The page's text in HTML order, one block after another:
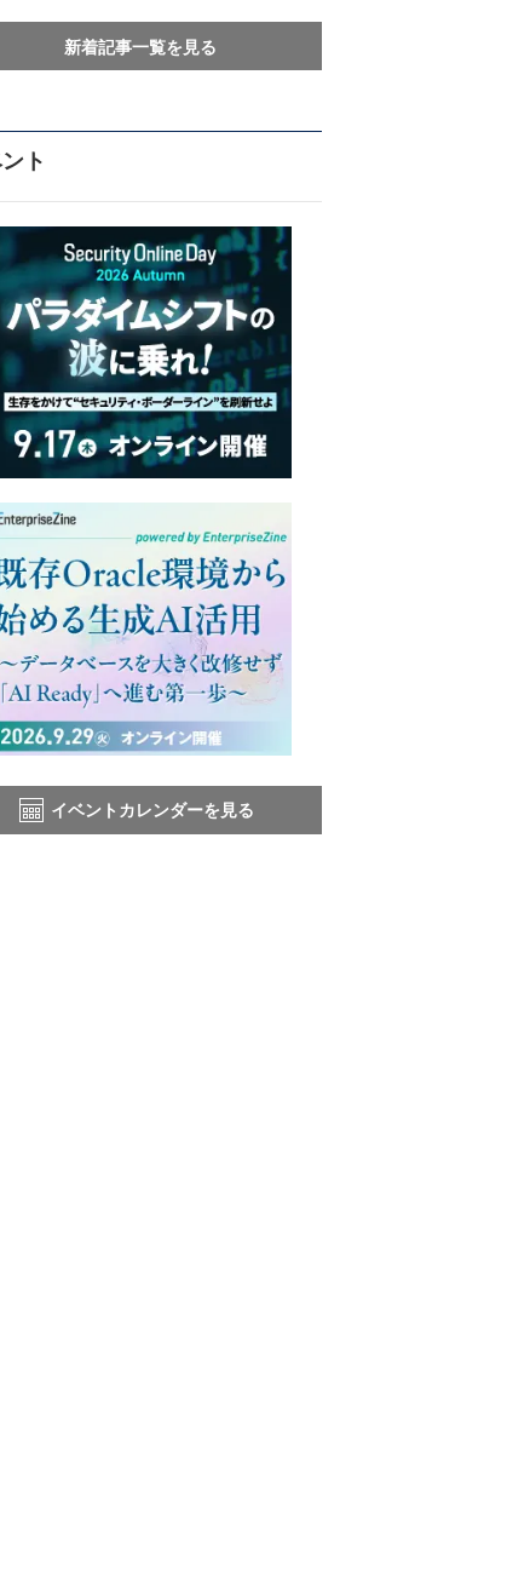
新着記事一覧を見る
ト
イベントカレンダーを見る